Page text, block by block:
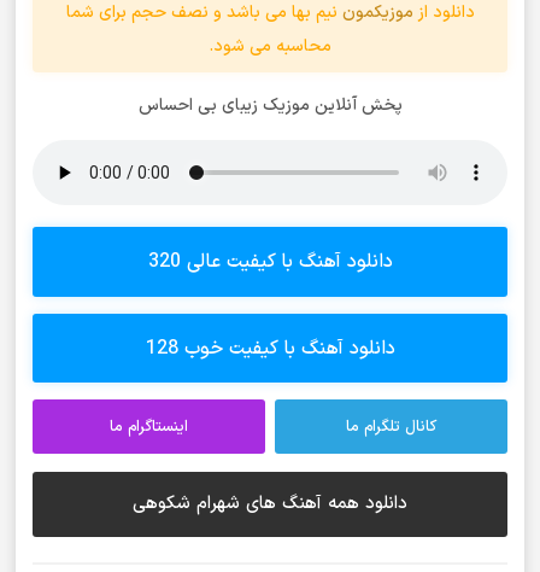
دانلود ازموزیکمون نیم بها می باشد و نصف حجم برای شما
محاسبه می شود.
پخش آنلاین موزیک زیبای بی احساس
دانلود آهنگ با کیفیت عالی 320
دانلود آهنگ با کیفیت خوب 128
کانال تلگرام ما اینستاگرام ما
دانلود همه آهنگ های شهرام شکوهی